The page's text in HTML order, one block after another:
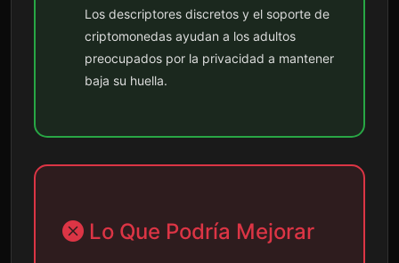
Los descriptores discretos y el soporte de
criptomonedas ayudan a los adultos
preocupados por la privacidad a mantener
baja su huella.
Lo Que Podría Mejorar